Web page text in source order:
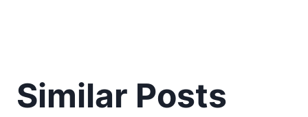
Similar Posts